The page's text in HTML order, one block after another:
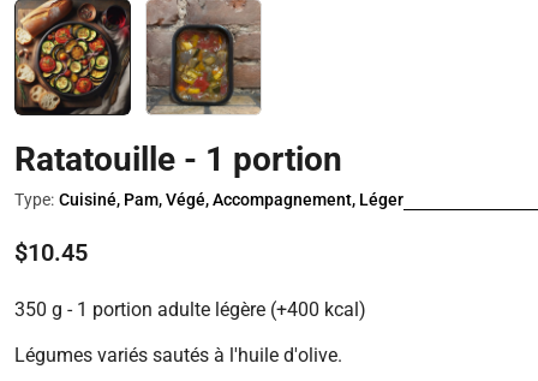
Ratatouille - 1 portion
Type: Cuisiné, Pam, Végé, Accompagnement, Léger
Prix
régulier
$10.45
350 g - 1 portion adulte légère (+400 kcal)
Légumes variés sautés à l'huile d'olive.